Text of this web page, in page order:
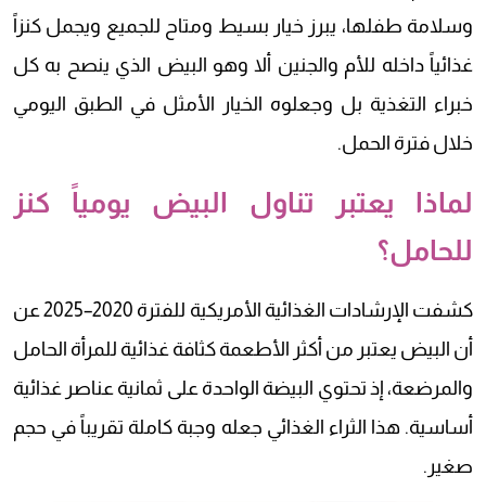
وسلامة طفلها، يبرز خيار بسيط ومتاح للجميع ويجمل كنزاً
غذائياً داخله للأم والجنين ألا وهو البيض الذي ينصح به كل
خبراء التغذية بل وجعلوه الخيار الأمثل في الطبق اليومي
خلال فترة الحمل.
لماذا يعتبر تناول البيض يومياً كنز
للحامل؟
كشفت الإرشادات الغذائية الأمريكية للفترة 2020–2025 عن
أن البيض يعتبر من أكثر الأطعمة كثافة غذائية للمرأة الحامل
والمرضعة، إذ تحتوي البيضة الواحدة على ثمانية عناصر غذائية
أساسية. هذا الثراء الغذائي جعله وجبة كاملة تقريباً في حجم
صغير.